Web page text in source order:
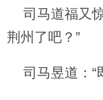
司马道福又
荆州了吧？”
司马昱道：“